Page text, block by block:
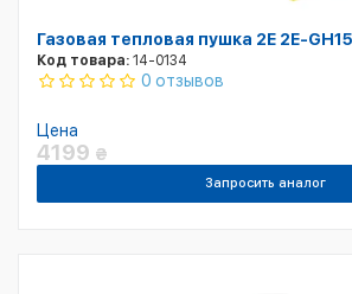
Газовая тепловая пушка 2E 2E-GH15
Код товара: 14-0134
0 отзывов
Цена
4199 ₴
Запросить аналог